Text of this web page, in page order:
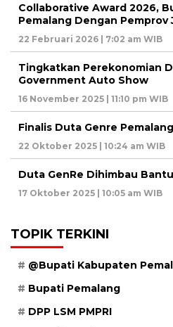
Collaborative Award 2026,
Pemalang Dengan Pemprov
22 Februari 2026 | 7:02 am WIB
Tingkatkan Perekonomian
Government Auto Show
16 November 2025 | 11:10 pm WIB
Finalis Duta Genre
22 Oktober 2025 | 10:24 am WIB
Duta GenRe Dihimbau
17 Oktober 2025 | 10:05 am WIB
TOPIK TERKINI
@Bupati Kabupaten
Bupati Pemalang
DPP LSM PMPRI